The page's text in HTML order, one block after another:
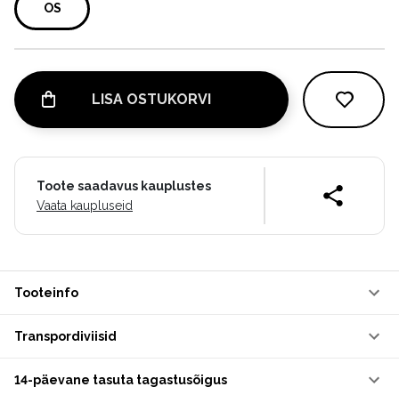
OS
LISA OSTUKORVI
Toote saadavus kauplustes
Vaata kaupluseid
Tooteinfo
Transpordiviisid
14-päevane tasuta tagastusõigus